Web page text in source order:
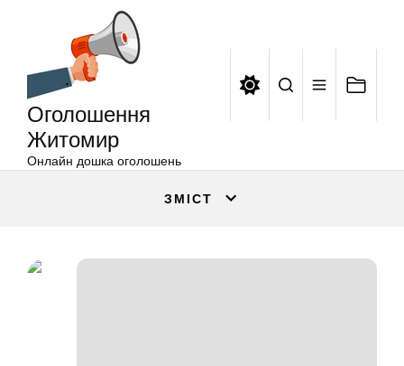
Оголошення
Житомир
Онлайн дошка оголошень
ЗМІСТ